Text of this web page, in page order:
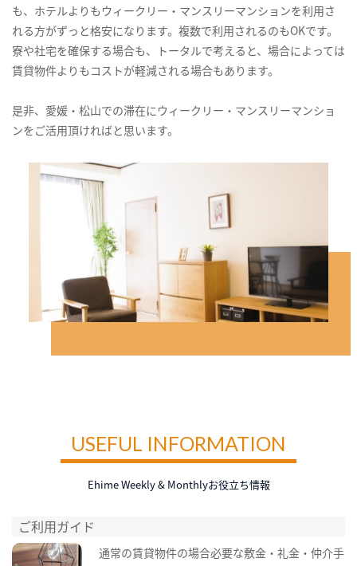
も、ホテルよりもウィークリー・マンスリーマンションを利用さ
れる方がずっと格安になります。複数で利用されるのもOKです。
寮や社宅を確保する場合も、トータルで考えると、場合によっては
賃貸物件よりもコストが軽減される場合もあります。
是非、愛媛・松山での滞在にウィークリー・マンスリーマンショ
ンをご活用頂ければと思います。
USEFUL INFORMATION
Ehime Weekly & Monthlyお役立ち情報
ご利用ガイド
通常の賃貸物件の場合必要な敷金・礼金・仲介手